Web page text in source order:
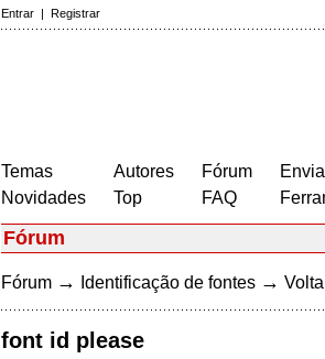
Entrar | Registrar
Temas
Novidades
Autores
Top
Fórum
FAQ
Fórum
Fórum → Identificação de fontes →
font id please